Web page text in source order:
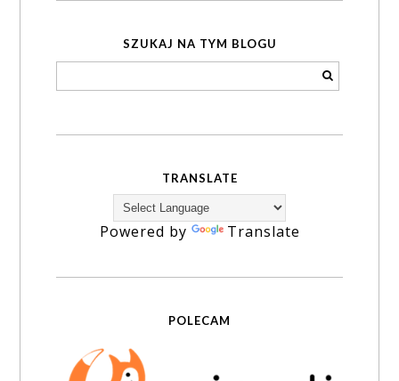
SZUKAJ NA TYM BLOGU
TRANSLATE
Powered by Translate
POLECAM